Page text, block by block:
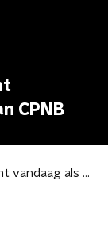
CPNB
Eveline Aendekerk begint vandaag als directeur van CPNB